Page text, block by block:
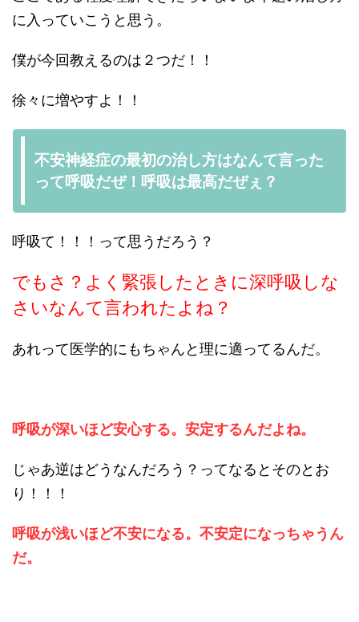
に入っていこうと思う。
僕が今回教えるのは２つだ！！
徐々に増やすよ！！
不安神経症の最初の治し方はなんて言った
って呼吸だぜ！呼吸は最高だぜぇ？
呼吸て！！！って思うだろう？
でもさ？よく緊張したときに深呼吸しな
さいなんて言われたよね？
あれって医学的にもちゃんと理に適ってるんだ。
呼吸が深いほど安心する。安定するんだよね。
じゃあ逆はどうなんだろう？ってなるとそのとお
り！！！
呼吸が浅いほど不安になる。不安定になっちゃうん
だ。